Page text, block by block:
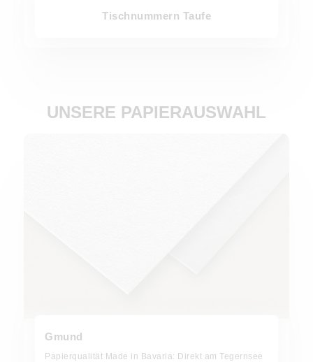
Tischnummern Taufe
UNSERE PAPIERAUSWAHL
Gmund
Papierqualität Made in Bavaria: Direkt am Tegernsee